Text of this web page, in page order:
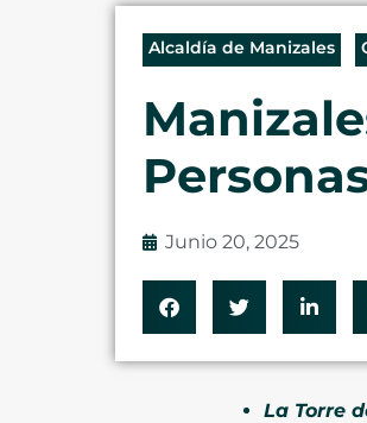
Alcaldía de Manizales
Junio 20, 2025
La Torre